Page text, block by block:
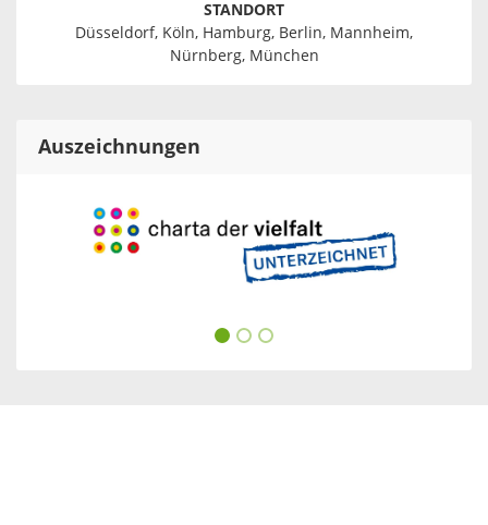
STANDORT
Düsseldorf, Köln, Hamburg, Berlin, Mannheim,
Nürnberg, München
Auszeichnungen